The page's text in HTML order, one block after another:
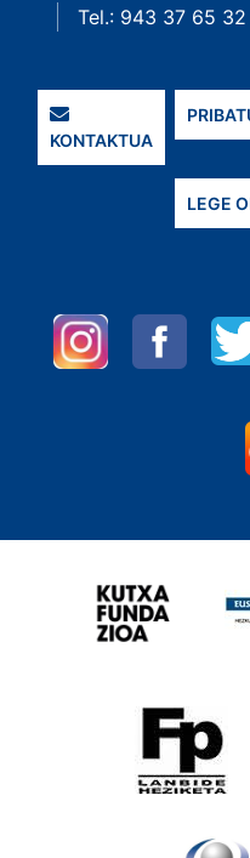
Tel.: 943 37 65 32
KONTAKTUA
LEGE